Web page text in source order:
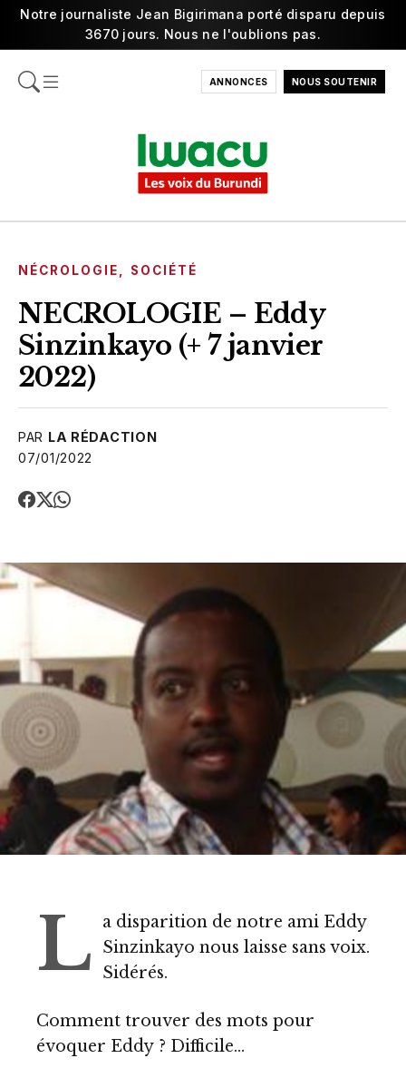
Notre journaliste Jean Bigirimana porté disparu depuis
3670 jours. Nous ne l'oublions pas.
ANNONCES NOUS SOUTENIR
NÉCROLOGIE SOCIÉTÉ
NECROLOGIE – Eddy
Sinzinkayo (+ 7 janvier
2022)
PAR LA RÉDACTION
07/01/2022
L
a disparition de notre ami Eddy
Sinzinkayo nous laisse sans voix.
Sidérés.
Comment trouver des mots pour
évoquer Eddy ? Difficile…